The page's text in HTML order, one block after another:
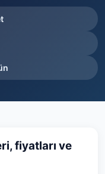
fiyatları ve